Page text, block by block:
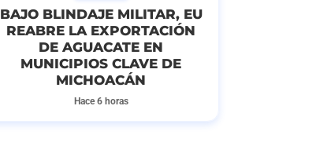
BAJO BLINDAJE MILITAR, EU
REABRE LA EXPORTACIÓN
DE AGUACATE EN
MUNICIPIOS CLAVE DE
MICHOACÁN
Hace 6 horas